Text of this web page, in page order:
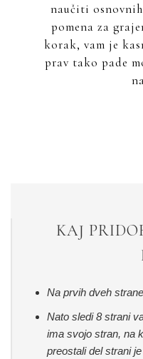
naučiti
pomena za
korak, vam je
prav tako pade
KAJ
Na prvih dveh
Nato sledi 8 strani
ima svojo stran, na
preostali del strani